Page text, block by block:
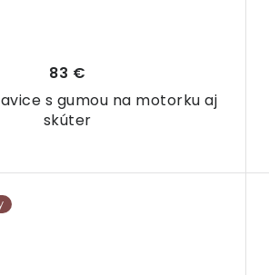
s gumou na motorku aj
skúter
83 €